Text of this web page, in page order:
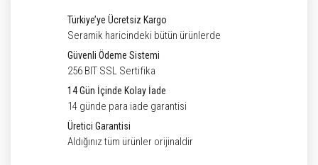
Türkiye’ye Ücretsiz Kargo
Seramik haricindeki bütün ürünlerde
Güvenli Ödeme Sistemi
256 BIT SSL Sertifika
14 Gün İçinde Kolay İade
14 günde para iade garantisi
Üretici Garantisi
Aldığınız tüm ürünler orijinaldir